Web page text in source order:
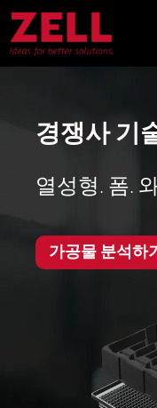
경쟁사 기
열성형. 폼.
가공물 분석하기